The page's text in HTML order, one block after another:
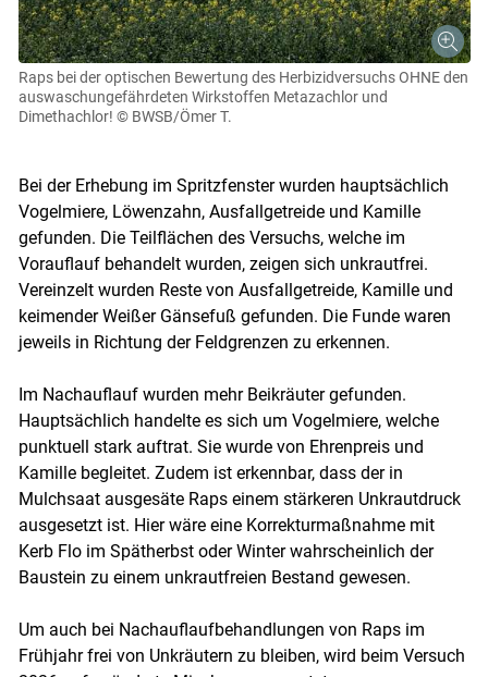
Skip to main content
Raps bei der optischen Bewertung des Herbizidversuchs OHNE den
auswaschungefährdeten Wirkstoffen Metazachlor und
Dimethachlor! © BWSB/Ömer T.
Bei der Erhebung im Spritzfenster wurden hauptsächlich
Vogelmiere, Löwenzahn, Ausfallgetreide und Kamille
gefunden. Die Teilflächen des Versuchs, welche im
Vorauflauf behandelt wurden, zeigen sich unkrautfrei.
Vereinzelt wurden Reste von Ausfallgetreide, Kamille und
keimender Weißer Gänsefuß gefunden. Die Funde waren
jeweils in Richtung der Feldgrenzen zu erkennen.
Im Nachauflauf wurden mehr Beikräuter gefunden.
Hauptsächlich handelte es sich um Vogelmiere, welche
punktuell stark auftrat. Sie wurde von Ehrenpreis und
Kamille begleitet. Zudem ist erkennbar, dass der in
Mulchsaat ausgesäte Raps einem stärkeren Unkrautdruck
ausgesetzt ist. Hier wäre eine Korrekturmaßnahme mit
Kerb Flo im Spätherbst oder Winter wahrscheinlich der
Baustein zu einem unkrautfreien Bestand gewesen.
Um auch bei Nachauflaufbehandlungen von Raps im
Frühjahr frei von Unkräutern zu bleiben, wird beim Versuch